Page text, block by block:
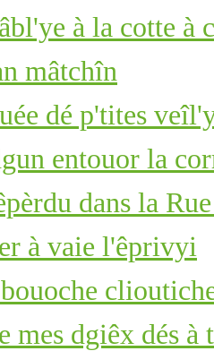
à la cotte à
mâtchîn
dé p'tites
entouor la
dans la
à vaie l'êprivyi
mes dgiêx dés à